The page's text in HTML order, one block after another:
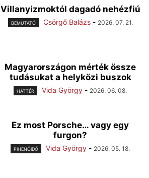
Villanyizmoktól dagadó nehézfiú
BEMUTATÓ Csörgő Balázs - 2026. 07. 21.
Magyarországon mérték össze
tudásukat a helyközi buszok
HÁTTÉR Vida György - 2026. 06. 08.
Ez most Porsche… vagy egy
furgon?
PIHENŐIDŐ Vida György - 2026. 05. 18.